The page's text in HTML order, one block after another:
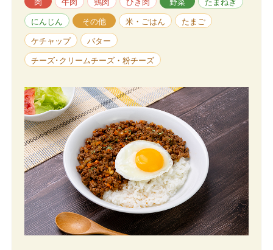
肉 牛肉 鶏肉 ひき肉 野菜 たまねぎ
にんじん その他 米・ごはん たまご
ケチャップ バター
チーズ･クリームチーズ・粉チーズ